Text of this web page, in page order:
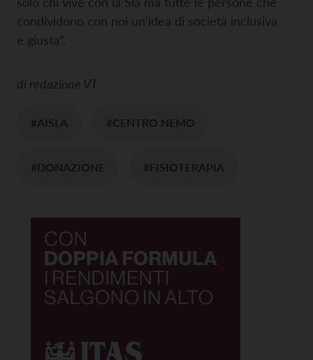
condividono con noi un’idea di società inclusiva
e giusta”.
di redazione VT
#AISLA #CENTRO NEMO
#DONAZIONE #FISIOTERAPIA